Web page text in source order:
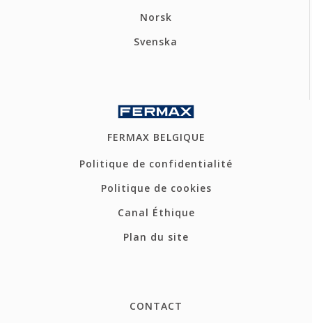
Norsk
Svenska
FERMAX BELGIQUE
Politique de confidentialité
Politique de cookies
Canal Éthique
Plan du site
CONTACT